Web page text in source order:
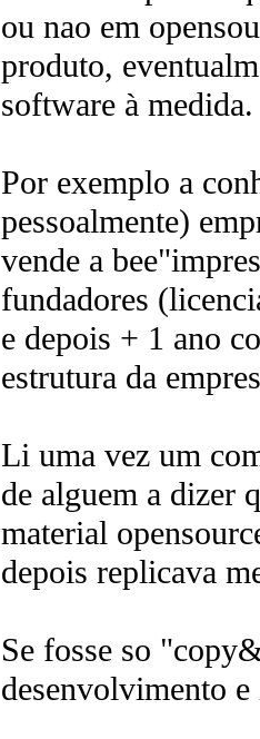
ou nao em
produto,
software à medida.
Por exemplo a
pessoalmente)
vende a
fundadores
e depois + 1 ano
estrutura da
Li uma vez um
de alguem a dizer
material
depois replicava
Se fosse so
desenvolvimento